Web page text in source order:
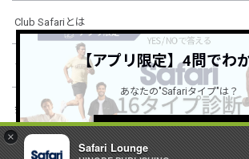
×
Safari Lounge
Club Safariとは
ショッピングガイド
会社概要・規約
【アプリ限定】4問でわ
あなたの"Safariタイプ"は？
詳しくはこちら ＞